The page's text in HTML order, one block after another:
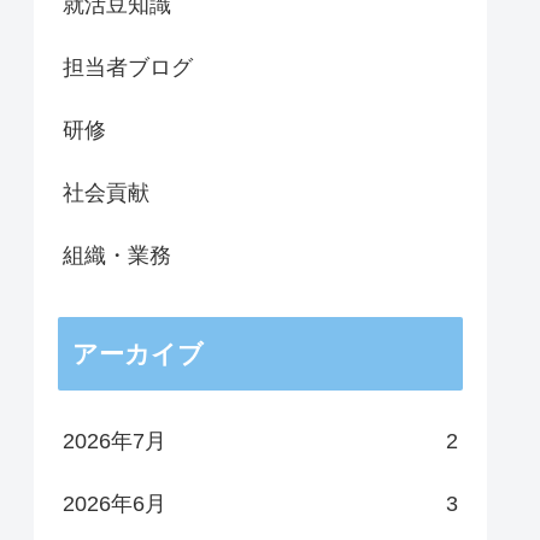
担当者ブログ
研修
社会貢献
組織・業務
アーカイブ
2026年7月 2
2026年6月 3